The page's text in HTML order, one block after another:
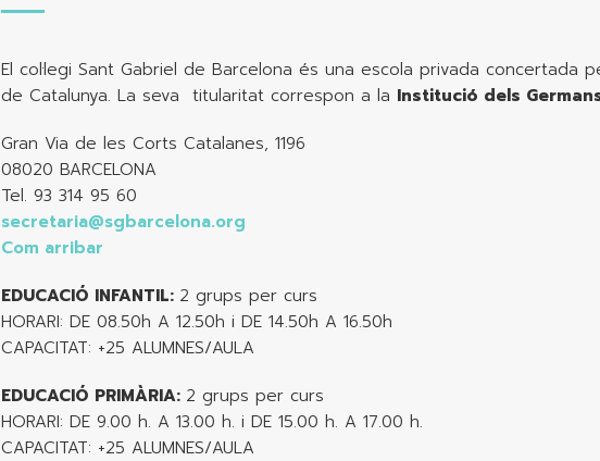
El col·legi Sant Gabriel de Barcelona és una escola privada concertada
de Catalunya. La seva titularitat correspon a la Institució dels
Gran Via de les Corts Catalanes, 1196
08020 BARCELONA
Tel. 93 314 95 60
secretaria@sgbarcelona.org
Com arribar
EDUCACIÓ INFANTIL: 2 grups per curs
HORARI: DE 08.50h A 12.50h i DE 14.50h A 16.50h
CAPACITAT: +25 ALUMNES/AULA
EDUCACIÓ PRIMÀRIA: 2 grups per curs
HORARI: DE 9.00 h. A 13.00 h. i DE 15.00 h. A 17.00 h.
CAPACITAT: +25 ALUMNES/AULA